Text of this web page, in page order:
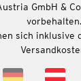
GmbH &
vorbehalten.
sich inklusive